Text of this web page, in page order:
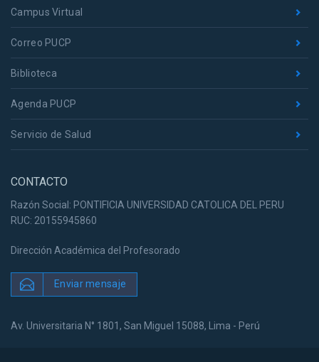
Campus Virtual
Correo PUCP
Biblioteca
Agenda PUCP
Servicio de Salud
CONTACTO
Razón Social: PONTIFICIA UNIVERSIDAD CATOLICA DEL PERU
RUC: 20155945860
Dirección Académica del Profesorado
Enviar mensaje
Av. Universitaria N° 1801, San Miguel 15088, Lima - Perú